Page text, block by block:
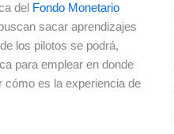
del Fondo Monetario
sacar aprendizajes
los pilotos se podrá,
para emplear en donde
cómo es la experiencia de